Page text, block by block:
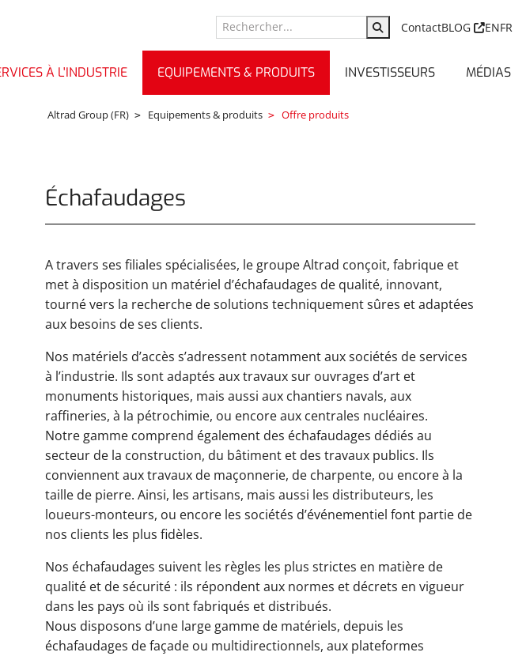
ContactBLOG ENFR
À L'INDUSTRIE EQUIPEMENTS & PRODUITS INVESTISSEURS MÉDIAS
Altrad Group (FR) Equipements & produits Offre produits
Échafaudages
A travers ses filiales spécialisées, le groupe Altrad conçoit, fabrique et
met à disposition un matériel d’échafaudages de qualité, innovant,
tourné vers la recherche de solutions techniquement sûres et adaptées
aux besoins de ses clients.
Nos matériels d’accès s’adressent notamment aux sociétés de services
à l’industrie. Ils sont adaptés aux travaux sur ouvrages d’art et
monuments historiques, mais aussi aux chantiers navals, aux
raffineries, à la pétrochimie, ou encore aux centrales nucléaires.
Notre gamme comprend également des échafaudages dédiés au
secteur de la construction, du bâtiment et des travaux publics. Ils
conviennent aux travaux de maçonnerie, de charpente, ou encore à la
taille de pierre. Ainsi, les artisans, mais aussi les distributeurs, les
loueurs-monteurs, ou encore les sociétés d’événementiel font partie de
nos clients les plus fidèles.
Nos échafaudages suivent les règles les plus strictes en matière de
qualité et de sécurité : ils répondent aux normes et décrets en vigueur
dans les pays où ils sont fabriqués et distribués.
Nous disposons d’une large gamme de matériels, depuis les
échafaudages de façade ou multidirectionnels, aux plateformes